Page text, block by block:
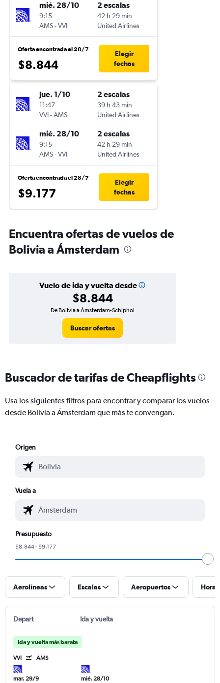
mié. 28/10
9:15
AMS-VVI
2 escalas
42 h 29 min
United Airlines
Oferta encontrada el 28/7
$8.844
Elegir
fechas
jue. 1/10
11:47
VVI-AMS
2 escalas
39 h 43 min
United Airlines
mié. 28/10
9:15
AMS-VVI
2 escalas
42 h 29 min
United Airlines
Oferta encontrada el 28/7
$9.177
Elegir
fechas
Encuentra ofertas de vuelos de
Bolivia a Ámsterdam
Vuelo de ida y vuelta desde
$8.844
De Bolivia a Ámsterdam-Schiphol
Buscar ofertas
Buscador de tarifas de Cheapflights
Usa los siguientes filtros para encontrar y comparar los vuelos
desde Bolivia a Ámsterdam que más te convengan.
Origen
Vuela a
Presupuesto
$8.844 - $9.177
Aerolíneas Escalas Aeropuertos
Depart Ida y vuelta
Ida y vuelta más barata
VVI AMS
mar. 29/9 mié. 28/10